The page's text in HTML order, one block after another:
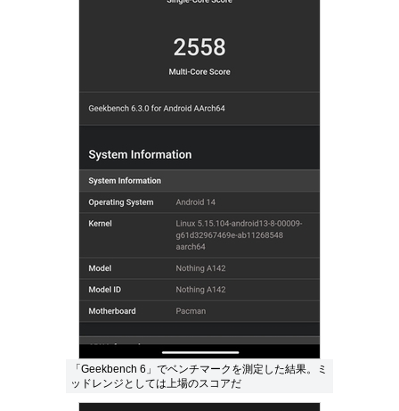
「Geekbench 6」でベンチマークを測定した結果。ミ
ッドレンジとしては上場のスコアだ